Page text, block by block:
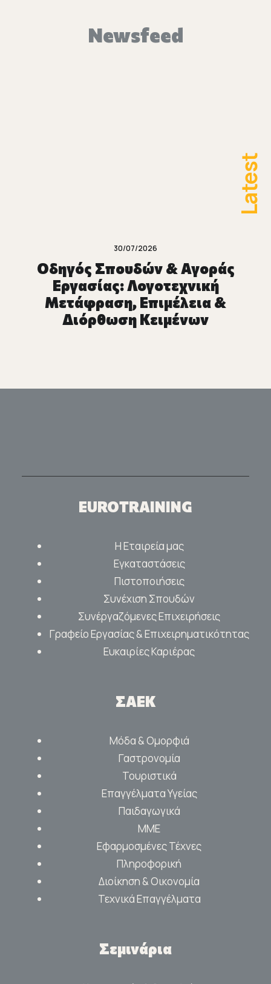
Newsfeed
30/07/2026
Οδηγός Σπουδών & Αγοράς
Εργασίας: Λογοτεχνική
Μετάφραση, Επιμέλεια &
Διόρθωση Κειμένων
Latest
EUROTRAINING
Η Εταιρεία μας
Εγκαταστάσεις
Πιστοποιήσεις
Συνέχιση Σπουδών
Συνέργαζόμενες Επιχειρήσεις
Γραφείο Εργασίας & Επιχειρηματικότητας
Ευκαιρίες Καριέρας
ΣΑΕΚ
Μόδα & Ομορφιά
Γαστρονομία
Τουριστικά
Επαγγέλματα Υγείας
Παιδαγωγικά
ΜΜΕ
Εφαρμοσμένες Τέχνες
Πληροφορική
Διοίκηση & Οικονομία
Τεχνικά Επαγγέλματα
Σεμινάρια